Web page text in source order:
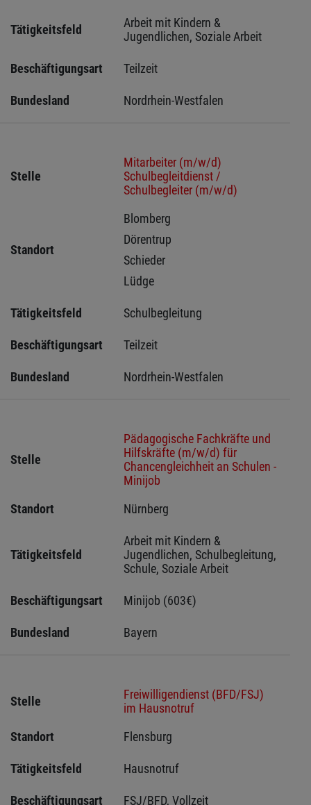
Tätigkeitsfeld
Arbeit mit Kindern &
Jugendlichen, Soziale Arbeit
Beschäftigungsart Teilzeit
Bundesland Nordrhein-Westfalen
Stelle
Mitarbeiter (m/w/d)
Schulbegleitdienst /
Schulbegleiter (m/w/d)
Standort
Blomberg
Dörentrup
Schieder
Lüdge
Tätigkeitsfeld Schulbegleitung
Beschäftigungsart Teilzeit
Bundesland Nordrhein-Westfalen
Stelle
Pädagogische Fachkräfte und
Hilfskräfte (m/w/d) für
Chancengleichheit an Schulen -
Minijob
Standort
Nürnberg
Tätigkeitsfeld
Arbeit mit Kindern &
Jugendlichen, Schulbegleitung,
Schule, Soziale Arbeit
Beschäftigungsart Minijob (603€)
Bundesland Bayern
Stelle
Freiwilligendienst (BFD/FSJ)
im Hausnotruf
Standort
Flensburg
Tätigkeitsfeld Hausnotruf
Beschäftigungsart FSJ/BFD, Vollzeit